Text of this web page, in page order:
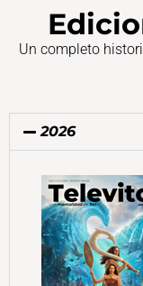
Un completo
2026